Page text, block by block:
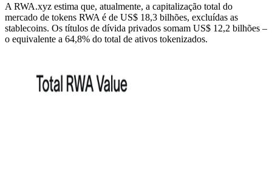
A RWA.xyz estima que, atualmente, a capitalização total do
mercado de tokens RWA é de US$ 18,3 bilhões, excluídas as
stablecoins. Os títulos de dívida privados somam US$ 12,2 bilhões –
o equivalente a 64,8% do total de ativos tokenizados.